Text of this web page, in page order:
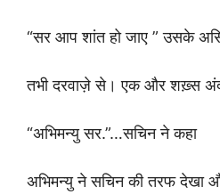
“सर आप शांत हो जाए ” उसके
तभी दरवाज़े से। एक और शख़्स
“अभिमन्यु सर.”…सचिन ने कहा
अभिमन्यु ने सचिन की तरफ देखा